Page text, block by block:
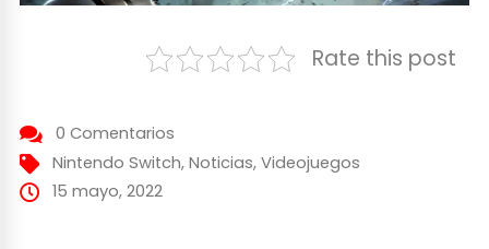
Rate this post
0 Comentarios
Nintendo Switch, Noticias, Videojuegos
15 mayo, 2022